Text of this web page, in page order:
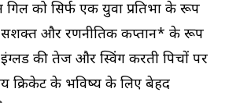
को सिर्फ एक युवा प्रतिभा के रूप
और रणनीतिक कप्तान* के रूप
इंग्लैंड की तेज और स्विंग करती पिचों पर
क्रिकेट के भविष्य के लिए बेहद